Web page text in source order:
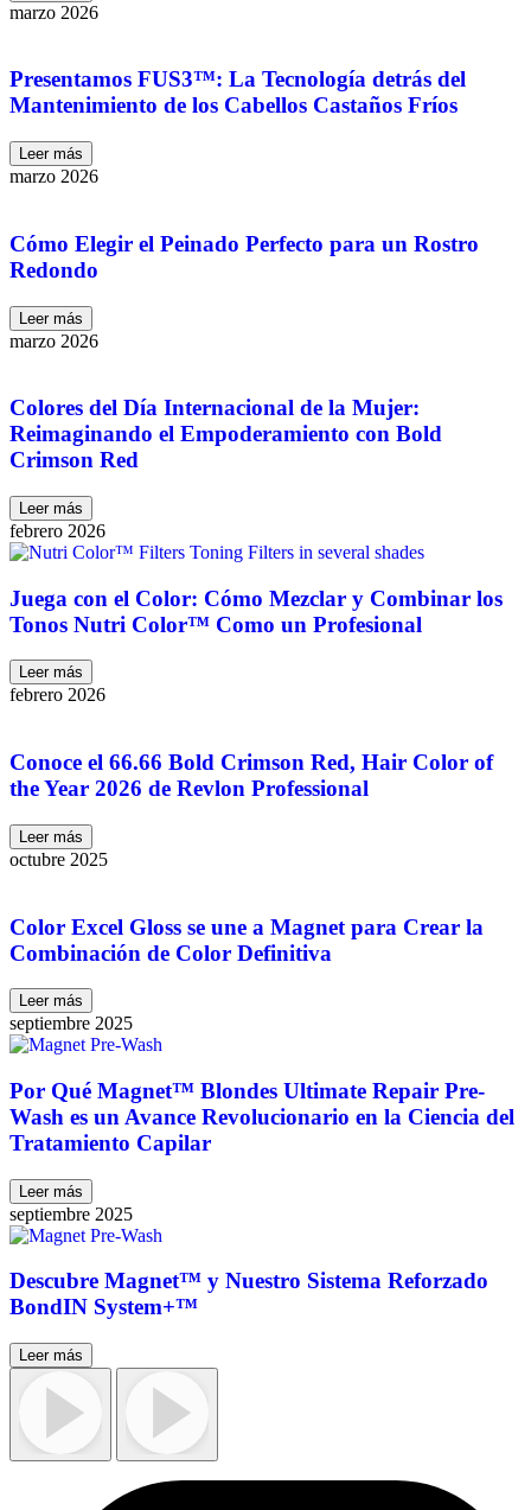
marzo 2026
Presentamos FUS3™: La Tecnología detrás del
Mantenimiento de los Cabellos Castaños Fríos
Leer más
marzo 2026
Cómo Elegir el Peinado Perfecto para un Rostro
Redondo
Leer más
marzo 2026
Colores del Día Internacional de la Mujer:
Reimaginando el Empoderamiento con Bold
Crimson Red
Leer más
febrero 2026
Juega con el Color: Cómo Mezclar y Combinar los
Tonos Nutri Color™ Como un Profesional
Leer más
febrero 2026
Conoce el 66.66 Bold Crimson Red, Hair Color of
the Year 2026 de Revlon Professional
Leer más
octubre 2025
Color Excel Gloss se une a Magnet para Crear la
Combinación de Color Definitiva
Leer más
septiembre 2025
Por Qué Magnet™ Blondes Ultimate Repair Pre-
Wash es un Avance Revolucionario en la Ciencia del
Tratamiento Capilar
Leer más
septiembre 2025
Descubre Magnet™ y Nuestro Sistema Reforzado
BondIN System+™
Leer más